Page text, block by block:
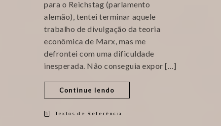
para o Reichstag (parlamento
alemão), tentei terminar aquele
trabalho de divulgação da teoria
econômica de Marx, mas me
defrontei com uma dificuldade
inesperada. Não conseguia expor […]
Continue lendo
Textos de Referência